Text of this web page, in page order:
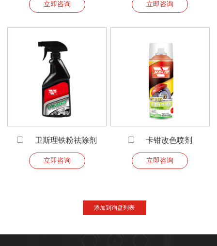
立即咨询 立即咨询
卫斯理铁粉祛除剂
立即咨询
卡钳改色喷剂
立即咨询